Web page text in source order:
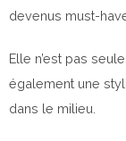
devenus must-
Elle n’est pas
également une
dans le milieu.